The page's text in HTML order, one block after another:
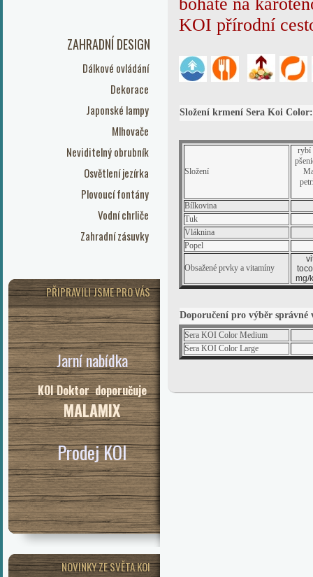
ZAHRADNÍ DESIGN
Dálkové ovládání
Dekorace
Japonské lampy
Mlhovače
Neviditelný obrubník
Osvětlení jezírka
Plovoucí fontány
Vodní chrliče
Zahradní zásuvky
PŘIPRAVILI JSME PRO VÁS
Jarní nabídka
KOI Doktor doporučuje
MALAMIX
Prodej KOI
NOVINKY ZE SVĚTA KOI
KOI přírodní
Složení krmení Sera Koi Color:
Složení
rybí
Bílkovina
Tuk
Vláknina
Popel
Obsažené prvky a vitamíny
mg/
Doporučení pro výběr
Sera KOI Color Medium
Sera KOI Color Large